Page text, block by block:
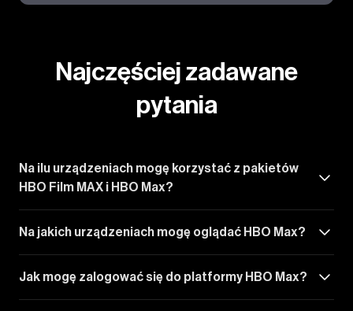
Najczęściej zadawane
pytania
Na ilu urządzeniach mogę korzystać z pakietów
HBO Film MAX i HBO Max?
Na jakich urządzeniach mogę oglądać HBO Max?
Jak mogę zalogować się do platformy HBO Max?